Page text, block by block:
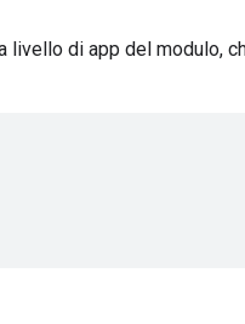
livello di app del modulo,